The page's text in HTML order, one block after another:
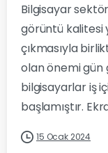
Bilgisayar
görüntü kalitesi
çıkmasıyla
olan önemi gün
bilgisayarlar iş
başlamıştır.
15 Ocak 2024